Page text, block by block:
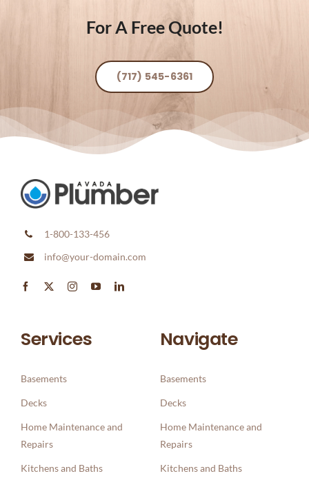
For A Free Quote!
(717) 545-6361
1-800-133-456
info@your-domain.com
Services
Basements
Decks
Home Maintenance and
Repairs
Kitchens and Baths
Navigate
Basements
Decks
Home Maintenance and
Repairs
Kitchens and Baths